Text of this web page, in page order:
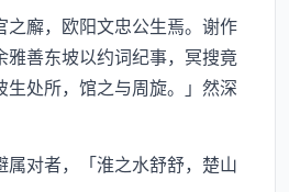
之廨，欧阳文忠公生焉。谢作
雅善东坡以约词纪事，冥搜竟
生处所，馆之与周旋。」然深
对者，「淮之水舒舒，楚山